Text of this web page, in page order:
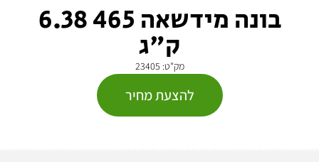
בונה מידשאה 465 6.38
ק"ג
מק"ט: 23405
להצעת מחיר